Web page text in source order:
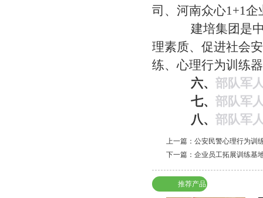
司、河南众心1+1
建培集团是中
理素质、促进社会
练、心理行为训练
六、 部队军
七、 部队军
八、 部队军
上一篇： 公安民警心理行为训
下一篇： 企业员工拓展训练基
推荐产品